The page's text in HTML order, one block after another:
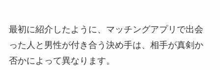
最初に紹介したように、マッチングアプリで出会
った人と男性が付き合う決め手は、相手が真剣か
否かによって異なります。